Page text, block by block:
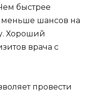
быстрее
меньше шансов на
Хороший
врача с
провести